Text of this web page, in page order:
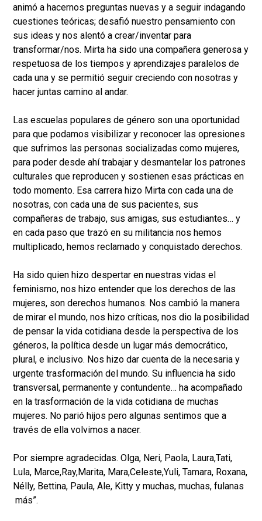
animó a hacernos preguntas nuevas y a seguir indagando
cuestiones teóricas; desafió nuestro pensamiento con
sus ideas y nos alentó a crear/inventar para
transformar/nos. Mirta ha sido una compañera generosa y
respetuosa de los tiempos y aprendizajes paralelos de
cada una y se permitió seguir creciendo con nosotras y
hacer juntas camino al andar.
Las escuelas populares de género son una oportunidad
para que podamos visibilizar y reconocer las opresiones
que sufrimos las personas socializadas como mujeres,
para poder desde ahí trabajar y desmantelar los patrones
culturales que reproducen y sostienen esas prácticas en
todo momento. Esa carrera hizo Mirta con cada una de
nosotras, con cada una de sus pacientes, sus
compañeras de trabajo, sus amigas, sus estudiantes… y
en cada paso que trazó en su militancia nos hemos
multiplicado, hemos reclamado y conquistado derechos.
Ha sido quien hizo despertar en nuestras vidas el
feminismo, nos hizo entender que los derechos de las
mujeres, son derechos humanos. Nos cambió la manera
de mirar el mundo, nos hizo críticas, nos dio la posibilidad
de pensar la vida cotidiana desde la perspectiva de los
géneros, la política desde un lugar más democrático,
plural, e inclusivo. Nos hizo dar cuenta de la necesaria y
urgente trasformación del mundo. Su influencia ha sido
transversal, permanente y contundente… ha acompañado
en la trasformación de la vida cotidiana de muchas
mujeres. No parió hijos pero algunas sentimos que a
través de ella volvimos a nacer.
Por siempre agradecidas. Olga, Neri, Paola, Laura,Tati,
Lula, Marce,Ray,Marita, Mara,Celeste,Yuli, Tamara, Roxana,
Nélly, Bettina, Paula, Ale, Kitty y muchas, muchas, fulanas
más”.